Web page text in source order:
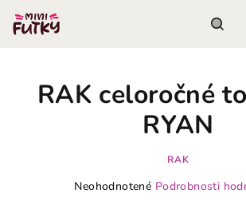
obsah
RAK celoročné
RYAN
RAK
Priemerné
Neohodnotené Podrobnosti